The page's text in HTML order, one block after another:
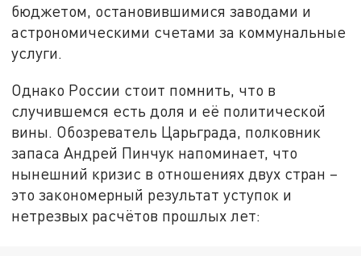
бюджетом, остановившимися заводами и
астрономическими счетами за коммунальные
услуги.
Однако России стоит помнить, что в
случившемся есть доля и её политической
вины. Обозреватель Царьграда, полковник
запаса Андрей Пинчук напоминает, что
нынешний кризис в отношениях двух стран –
это закономерный результат уступок и
нетрезвых расчётов прошлых лет: